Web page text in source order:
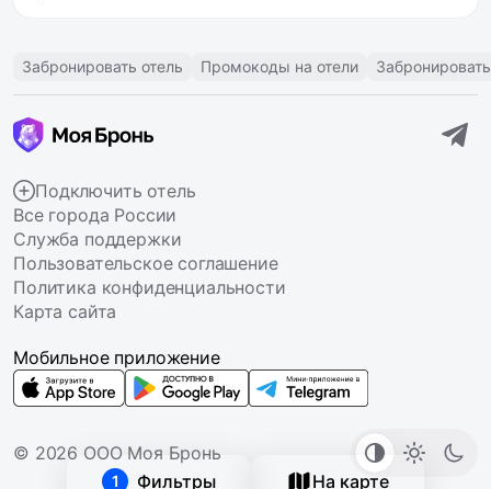
1 Фильтры На карте
Забронировать отель Промокоды на отели
Подключить отель
Все города России
Служба поддержки
Пользовательское соглашение
Политика конфиденциальности
Карта сайта
© 2026 ООО Моя Бронь
Мобильное приложение